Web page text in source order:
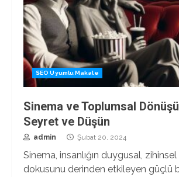
SEO Uyumlu Makale
Sinema ve Toplumsal
Seyret ve Düşün
admin Şubat 20, 2024
Sinema, insanlığın duygusal,
dokusunu derinden etkileyen güçlü